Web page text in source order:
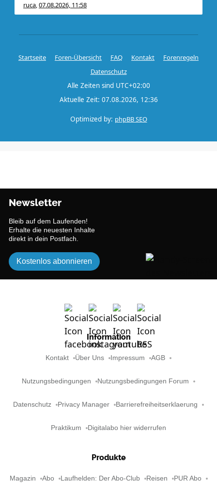
ruca,07.08.2026, 11:58
Startseite Foren-Übersicht FAQ Kontakt
Forenregeln
Datenschutz
Alle Zeiten sind UTC+02:00
Aktuelle Zeit: 07.08.2026, 12:36
Optimized by: phpBB SEO
Newsletter
Bleib auf dem Laufenden!
Erhalte die neuesten Inhalte
direkt in dein Postfach.
Kostenlos abonnieren
Information
Kontakt Über Uns Impressum AGB
Nutzungsbedingungen Nutzungsbedingungen Forum
Datenschutz Privacy Manager Barrierefreiheitserklaerung
Praktikum Digitalabo hier widerrufen
Produkte
Magazin Abo Laufhelden: Der Abo-Club Reisen PUR Abo